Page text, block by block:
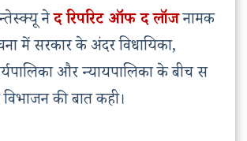
नेद रिपरिट ऑफ द लॉजनामक
में सरकार के अंदर विधायिका,
और न्यायपालिका के बीच स
विभाजन की बात कही।